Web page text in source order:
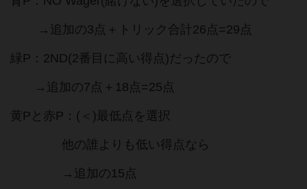
→追加の3点＋トリック合計26点=29点
緑P：2ND(2番目に高い得点)だったので
→追加の7点＋18点=25点
黄Pと赤P：(＜)最低点を選択
他の誰よりも低い得点なら
→追加の15点